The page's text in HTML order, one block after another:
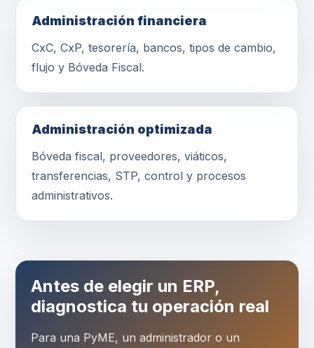
Administración financiera
CxC, CxP, tesorería, bancos, tipos de cambio,
flujo y Bóveda Fiscal.
Administración optimizada
Bóveda fiscal, proveedores, viáticos,
transferencias, STP, control y procesos
administrativos.
Antes de elegir un ERP,
diagnostica tu operación real
Para una PyME, un administrador o un